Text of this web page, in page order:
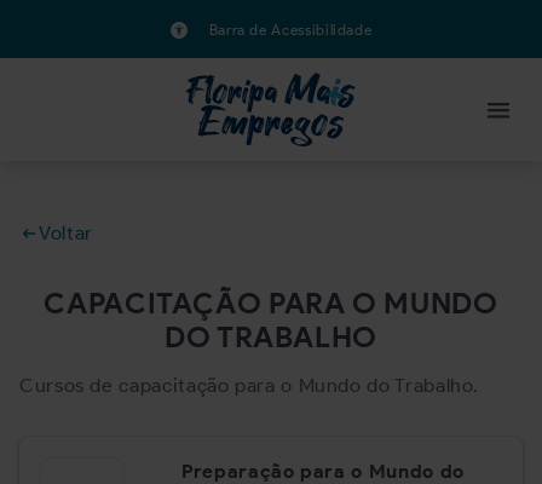
Barra de Acessibilidade
Voltar
CAPACITAÇÃO PARA O MUNDO
DO TRABALHO
Cursos de capacitação para o Mundo do Trabalho.
Preparação para o Mundo do